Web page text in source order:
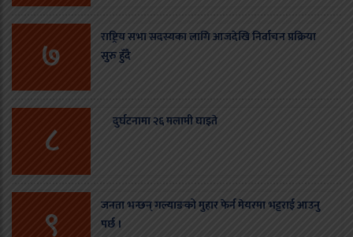
७
राष्ट्रिय सभा सदस्यका लागि आजदेखि निर्वाचन प्रक्रिया
सुरु हुँदै
८ दुर्घटनामा २६ मलामी घाइते
९
जनता भन्छन् गल्याङको मुहार फेर्न मेयरमा भट्टराई आउनु
पर्छ ।